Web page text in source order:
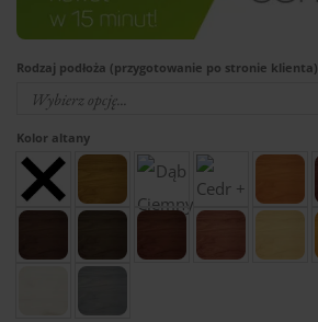
Rodzaj podłoża (przygotowanie po stronie klienta)
Kolor altany